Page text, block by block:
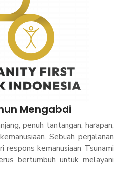
Mengabdi
penuh tantangan, harapan,
Sebuah perjalanan
respons kemanusiaan Tsunami
bertumbuh untuk melayani